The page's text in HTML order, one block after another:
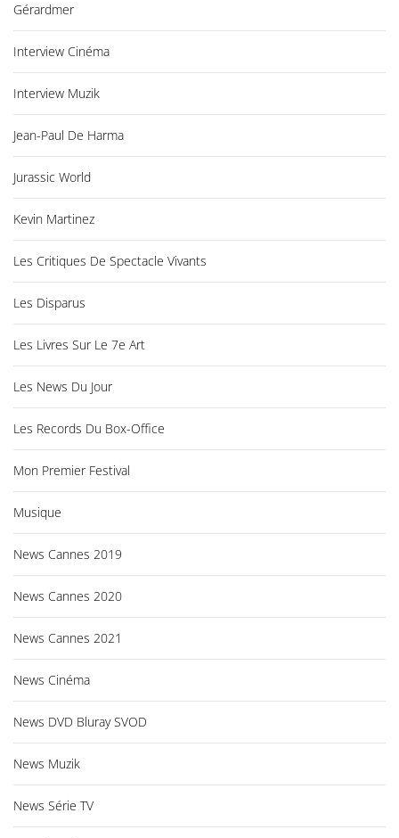
Gérardmer
Interview Cinéma
Interview Muzik
Jean-Paul De Harma
Jurassic World
Kevin Martinez
Les Critiques De Spectacle Vivants
Les Disparus
Les Livres Sur Le 7e Art
Les News Du Jour
Les Records Du Box-Office
Mon Premier Festival
Musique
News Cannes 2019
News Cannes 2020
News Cannes 2021
News Cinéma
News DVD Bluray SVOD
News Muzik
News Série TV